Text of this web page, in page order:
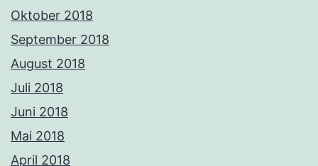
Oktober 2018
September 2018
August 2018
Juli 2018
Juni 2018
Mai 2018
April 2018